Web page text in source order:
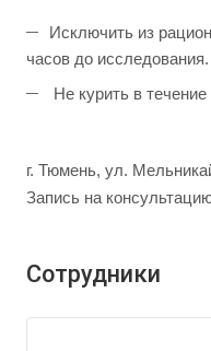
Исключить из
часов до исследования.
Не курить в
г. Тюмень, ул.
Запись на
Сотрудники